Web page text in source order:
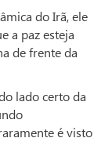
do Irã, ele
a paz esteja
de frente da
lado certo da
é visto